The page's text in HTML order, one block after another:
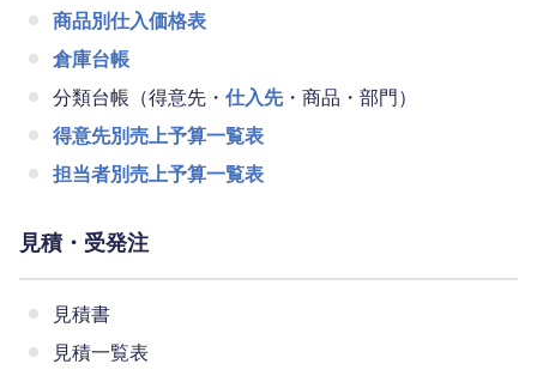
商品別仕入価格表
倉庫台帳
分類台帳（得意先・ 仕入先・商品・部門）
得意先別売上予算一覧表
担当者別売上予算一覧表
見積・受発注
見積書
見積一覧表